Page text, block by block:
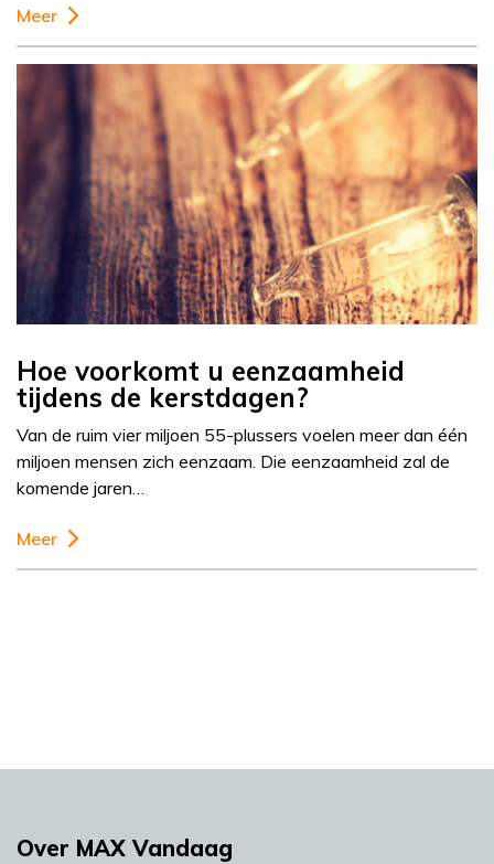
Meer
Hoe voorkomt u eenzaamheid
tijdens de kerstdagen?
Van de ruim vier miljoen 55-plussers voelen meer dan één
miljoen mensen zich eenzaam. Die eenzaamheid zal de
komende jaren…
Meer
Over MAX Vandaag